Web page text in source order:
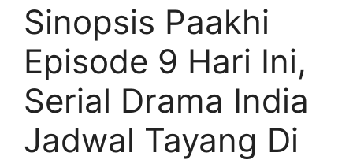
Sinopsis Paakhi
Episode 9 Hari Ini,
Serial Drama India
Jadwal Tayang Di